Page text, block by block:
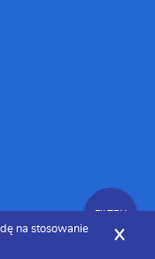
FILTRY
na stosowanie
X